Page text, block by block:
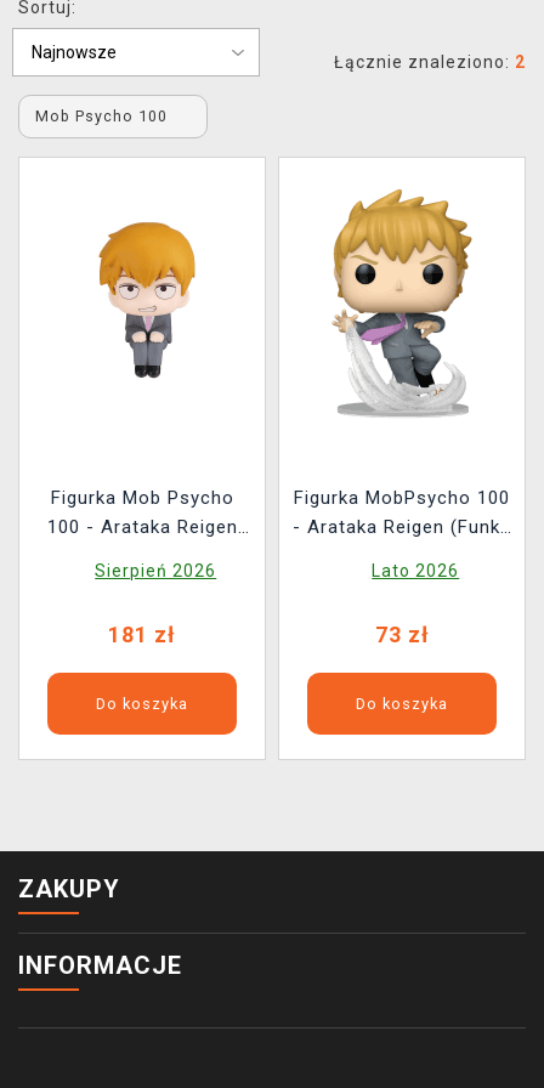
XZONE KLUB
Sortuj:
Łącznie znaleziono: 2
Mob Psycho 100
Figurka Mob Psycho
100 - Arataka Reigen
Sierpień 2026
181 zł
Do koszyka
Figurka MobPsycho 100
- Arataka Reigen (Funko
Lato 2026
73 zł
Do koszyka
ZAKUPY
INFORMACJE